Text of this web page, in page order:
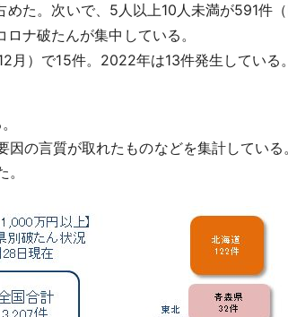
た。次いで、5人以上10人未満が591件
ナ破たんが集中している。
）で15件。2022年は13件発生している。
の言質が取れたものなどを集計している。